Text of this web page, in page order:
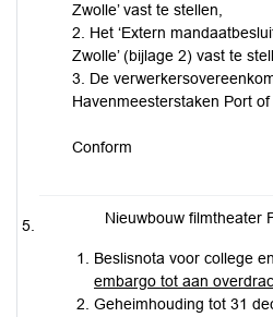
Zwolle’ vast te stellen,
2. Het ‘Extern
Zwolle’ (bijlage 2) vast te
3. De
Havenmeesterstaken Port
Conform
Nieuwbouw filmtheater
Beslisnota voor college
embargo tot aan
Geheimhouding tot 31